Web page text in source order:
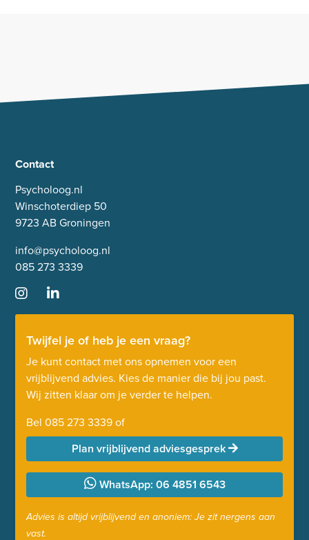
Contact
Psycholoog.nl
Winschoterdiep 50
9723 AB Groningen
info@psycholoog.nl
085 273 3339
Twijfel je of heb je een vraag?
Je kunt contact met ons opnemen voor een
vrijblijvend advies. Kies de manier die bij jou past.
Wij zitten klaar om je verder te helpen.
Bel 085 273 3339of
Plan vrijblijvend adviesgesprek
WhatsApp: 06 4851 6543
Advies is altijd vrijblijvend en anoniem: Je zit nergens aan
vast.